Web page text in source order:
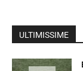
ULTIMISSIME